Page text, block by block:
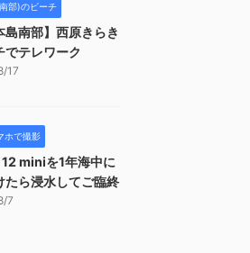
部)のビーチ
島南部】西原きらき
でテレワーク
17
ホで撮影
miniを1年海中に
たら浸水してご臨終
7